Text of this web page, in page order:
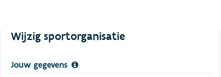
Wijzig sportorganisatie
Jouw gegevens